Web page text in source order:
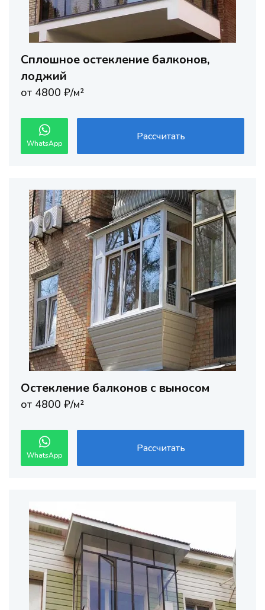
Сплошное остекление балконов,
лоджий
от 4800 ₽/м²
WhatsApp
Рассчитать
Остекление балконов с выносом
от 4800 ₽/м²
WhatsApp
Рассчитать